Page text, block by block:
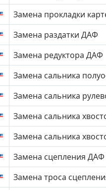
Замена прокладки
Замена раздатки ДАФ
Замена редуктора ДАФ
Замена сальника
Замена сальника
Замена сальника
Замена сальника
Замена сцепления ДАФ
Замена троса